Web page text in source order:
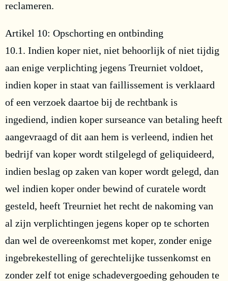
reclameren.
Artikel 10: Opschorting en ontbinding
10.1. Indien koper niet, niet behoorlijk of niet tijdig
aan enige verplichting jegens Treurniet voldoet,
indien koper in staat van faillissement is verklaard
of een verzoek daartoe bij de rechtbank is
ingediend, indien koper surseance van betaling heeft
aangevraagd of dit aan hem is verleend, indien het
bedrijf van koper wordt stilgelegd of geliquideerd,
indien beslag op zaken van koper wordt gelegd, dan
wel indien koper onder bewind of curatele wordt
gesteld, heeft Treurniet het recht de nakoming van
al zijn verplichtingen jegens koper op te schorten
dan wel de overeenkomst met koper, zonder enige
ingebrekestelling of gerechtelijke tussenkomst en
zonder zelf tot enige schadevergoeding gehouden te